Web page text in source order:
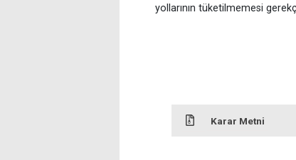
yollarının tüketilmemesi
Karar Metni